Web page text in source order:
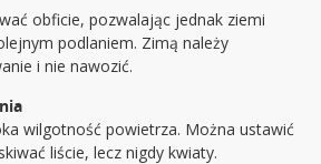
obficie, pozwalając jednak ziemi
podlaniem. Zimą należy
i nie nawozić.
wilgotność powietrza. Można ustawić
liście, lecz nigdy kwiaty.